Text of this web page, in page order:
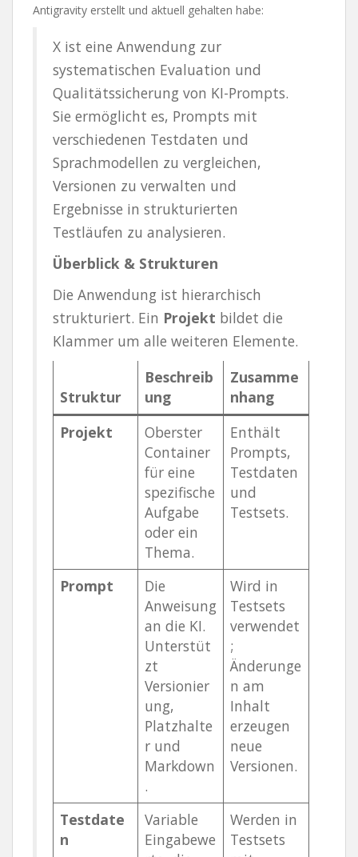
Antigravity erstellt und aktuell gehalten habe:
X ist eine Anwendung zur
systematischen Evaluation und
Qualitätssicherung von KI-Prompts.
Sie ermöglicht es, Prompts mit
verschiedenen Testdaten und
Sprachmodellen zu vergleichen,
Versionen zu verwalten und
Ergebnisse in strukturierten
Testläufen zu analysieren.
Überblick & Strukturen
Die Anwendung ist hierarchisch
strukturiert. Ein Projekt bildet die
Klammer um alle weiteren Elemente.
Struktur
Beschreib
ung
Zusamme
nhang
Projekt
Oberster
Container
für eine
spezifische
Aufgabe
oder ein
Thema.
Enthält
Prompts,
Testdaten
und
Testsets.
Prompt
Die
Anweisung
an die KI.
Unterstüt
zt
Versionier
ung,
Platzhalte
r und
Markdown
.
Wird in
Testsets
verwendet
;
Änderunge
n am
Inhalt
erzeugen
neue
Versionen.
Testdate
n
Variable
Eingabewe
Werden in
Testsets